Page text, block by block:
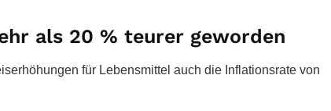
als 20 % teurer geworden
für Lebensmittel auch die Inflationsrate von